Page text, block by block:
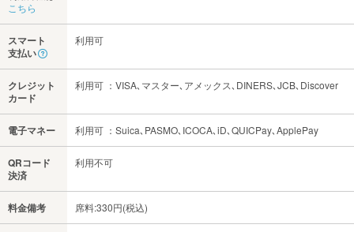
こちら
スマート
支払い
利用可
クレジット
カード
利用可 ：VISA､マスター､アメックス､DINERS､JCB､Discover
電子マネー 利用可 ：Suica､PASMO､ICOCA､iD､QUICPay､ApplePay
QRコード
決済
利用不可
料金備考 席料:330円(税込)